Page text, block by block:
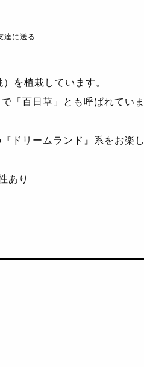
達に送る
を植栽しています。
「百日草」とも呼ばれていま
ドリームランド』系をお楽し
あり